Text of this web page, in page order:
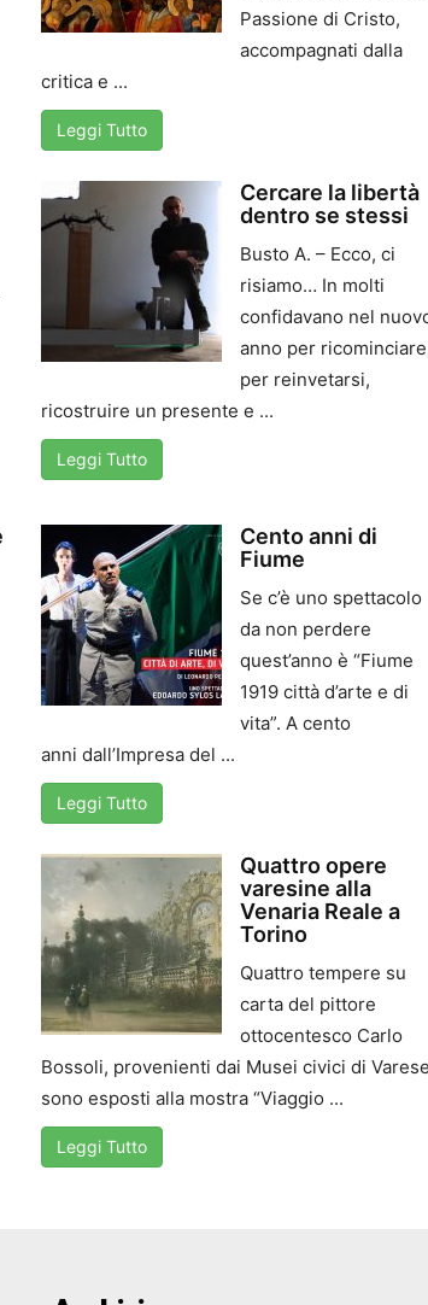
Passione di Cristo,
accompagnati dalla
critica e ...
Leggi Tutto
Cercare la libertà
dentro se stessi
Busto A. – Ecco, ci
risiamo… In molti
confidavano nel
anno per
per reinvetarsi,
ricostruire un presente e ...
Leggi Tutto
Cento anni di
Fiume
Se c’è uno spettacolo
da non perdere
quest’anno è “Fiume
1919 città d’arte e di
vita”. A cento
anni dall’Impresa del ...
Leggi Tutto
Quattro opere
varesine alla
Venaria Reale a
Torino
Quattro tempere su
carta del pittore
ottocentesco Carlo
Bossoli, provenienti dai Musei civici di
sono esposti alla mostra “Viaggio ...
Leggi Tutto